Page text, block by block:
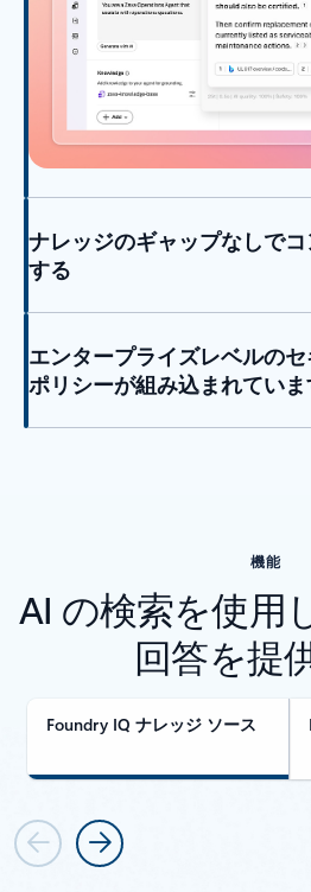
ナレッジのギャップなしで
する
エンタープライズレベルのセ
ポリシーが組み込まれてい
機能
AI の検索を使用
回答を提
Foundry IQ ナレッジ ソース
前 次